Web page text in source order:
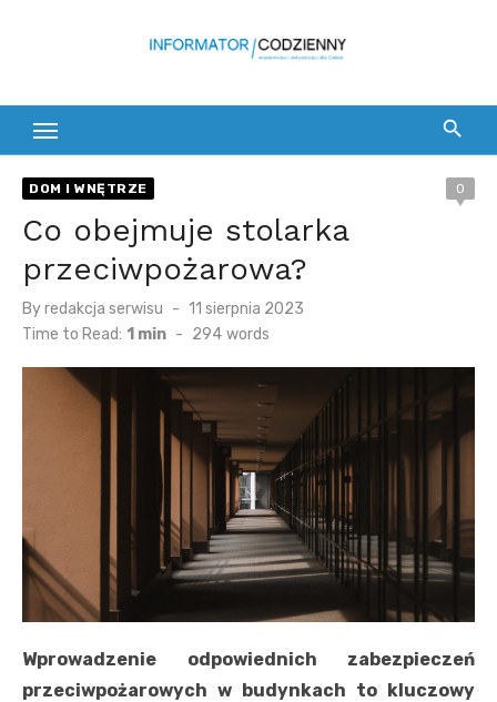
DOM I WNĘTRZE 0
Co obejmuje stolarka
przeciwpożarowa?
Byredakcja serwisu
Posted
on
11 sierpnia 2023
Time to Read: 1 min - 294 words
Wprowadzenie odpowiednich zabezpieczeń
przeciwpożarowych w budynkach to kluczowy